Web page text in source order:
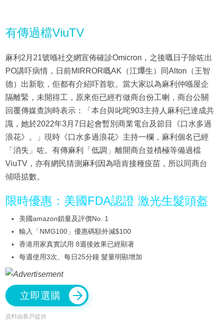
有傳過檔ViuTV
麻利2月21號喺社交網宣佈確診Omicron，之後嘅日子除咗出
PO講吓病情，日前MIRROR嘅AK（江𤒹生）同Alton（王智
德）出新歌，佢都有介紹吓首歌。當大家以為麻利仲喺屋企
隔離緊，未開得工，原來佢已經冇做商台份工喇，商台公關
回覆傳媒查詢時表示：「本台與叱咤903主持人麻利已達成共
識，她於2022年3月7日起會暫別商業電台及節目《口水多過
浪花》。」現時《口水多過浪花》主持一欄，麻利個名已經
「消失」咗。有傳麻利「低調」離開商台並樍極等備過檔
ViuTV，亦有網民猜測麻利因為唔肯接種疫苗，所以同商台
傾唔掂數。
限時優惠：美國FDA認證 激光生髮頭盔
美國amazon鎖量及評價No. 1
輸入「NMG100」優惠碼額外減$100
香港用家真實試用 8週後效果已經顯著
每週使用3次、每日25分鐘 髮量明顯增加
立即選購
資料由客戶提供